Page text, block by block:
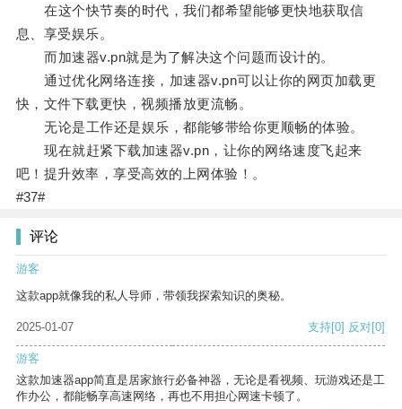
在这个快节奏的时代，我们都希望能够更快地获取信
息、享受娱乐。
而加速器v.pn就是为了解决这个问题而设计的。
通过优化网络连接，加速器v.pn可以让你的网页加载更
快，文件下载更快，视频播放更流畅。
无论是工作还是娱乐，都能够带给你更顺畅的体验。
现在就赶紧下载加速器v.pn，让你的网络速度飞起来
吧！提升效率，享受高效的上网体验！。
#37#
评论
游客
这款app就像我的私人导师，带领我探索知识的奥秘。
2025-01-07 支持[0] 反对[0]
游客
这款加速器app简直是居家旅行必备神器，无论是看视频、玩游戏还是工
作办公，都能畅享高速网络，再也不用担心网速卡顿了。